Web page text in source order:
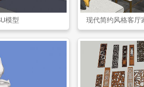
模型 现代简约风格客厅